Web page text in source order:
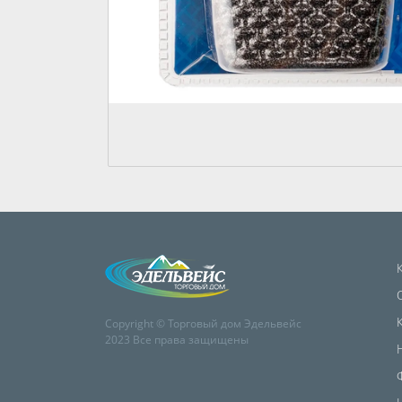
Copyright © Торговый дом Эдельвейс
2023 Все права защищены